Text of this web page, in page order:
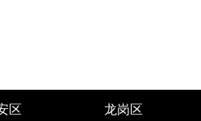
区 龙岗区